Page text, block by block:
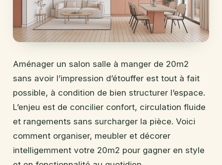
Aménager un salon salle à manger de 20m2
sans avoir l’impression d’étouffer est tout à fait
possible, à condition de bien structurer l’espace.
L’enjeu est de concilier confort, circulation fluide
et rangements sans surcharger la pièce. Voici
comment organiser, meubler et décorer
intelligemment votre 20m2 pour gagner en style